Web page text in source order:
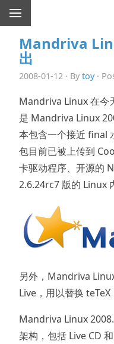
Mandriva
出
2008-01-12 · By toy·
Mandriva Linux 在今
是 Mandriva Linux
本包含一个接近 final
包目前已被上传到
卡驱动程序、开源的
2.6.24rc7 版的 Linux
另外，Mandriva
Live，用以替换 teTeX
Mandriva Linux
架构，包括 Live CD 和